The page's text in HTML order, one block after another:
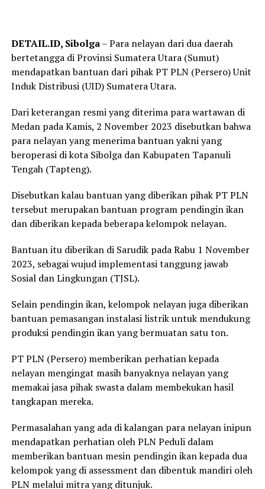
DETAIL.ID, Sibolga– Para nelayan dari dua daerah
bertetangga di Provinsi Sumatera Utara (Sumut)
mendapatkan bantuan dari pihak PT PLN (Persero) Unit
Induk Distribusi (UID) Sumatera Utara.
Dari keterangan resmi yang diterima para wartawan di
Medan pada Kamis, 2 November 2023 disebutkan bahwa
para nelayan yang menerima bantuan yakni yang
beroperasi di kota Sibolga dan Kabupaten Tapanuli
Tengah (Tapteng).
Disebutkan kalau bantuan yang diberikan pihak PT PLN
tersebut merupakan bantuan program pendingin ikan
dan diberikan kepada beberapa kelompok nelayan.
Bantuan itu diberikan di Sarudik pada Rabu 1 November
2023, sebagai wujud implementasi tanggung jawab
Sosial dan Lingkungan (TJSL).
Selain pendingin ikan, kelompok nelayan juga diberikan
bantuan pemasangan instalasi listrik untuk mendukung
produksi pendingin ikan yang bermuatan satu ton.
PT PLN (Persero) memberikan perhatian kepada
nelayan mengingat masih banyaknya nelayan yang
memakai jasa pihak swasta dalam membekukan hasil
tangkapan mereka.
Permasalahan yang ada di kalangan para nelayan inipun
mendapatkan perhatian oleh PLN Peduli dalam
memberikan bantuan mesin pendingin ikan kepada dua
kelompok yang di assessment dan dibentuk mandiri oleh
PLN melalui mitra yang ditunjuk.